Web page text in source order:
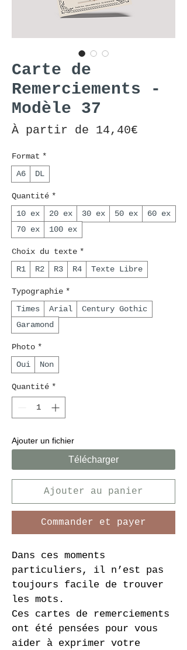
Carte de
Remerciements -
Modèle 37
À partir de 14,40€
Format *
A6
DL
Quantité *
10 ex
20 ex 30 ex 50 ex
60 ex
70 ex
100 ex
Choix du texte *
R1
R2 R3 R4 Texte Libre
Typographie *
Times
Arial
Century Gothic
Garamond
Photo *
Oui
Non
Quantité *
Ajouter un fichier
Télécharger
Ajouter au panier
Commander et payer
Dans ces moments
particuliers, il n’est pas
toujours facile de trouver
les mots.
Ces cartes de remerciements
ont été pensées pour vous
aider à exprimer votre